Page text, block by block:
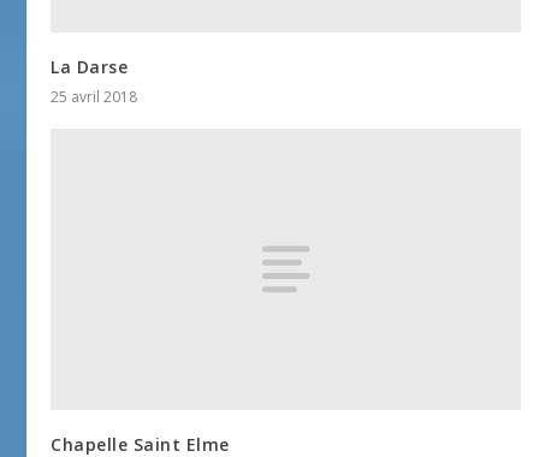
La Darse
25 avril 2018
Chapelle Saint Elme